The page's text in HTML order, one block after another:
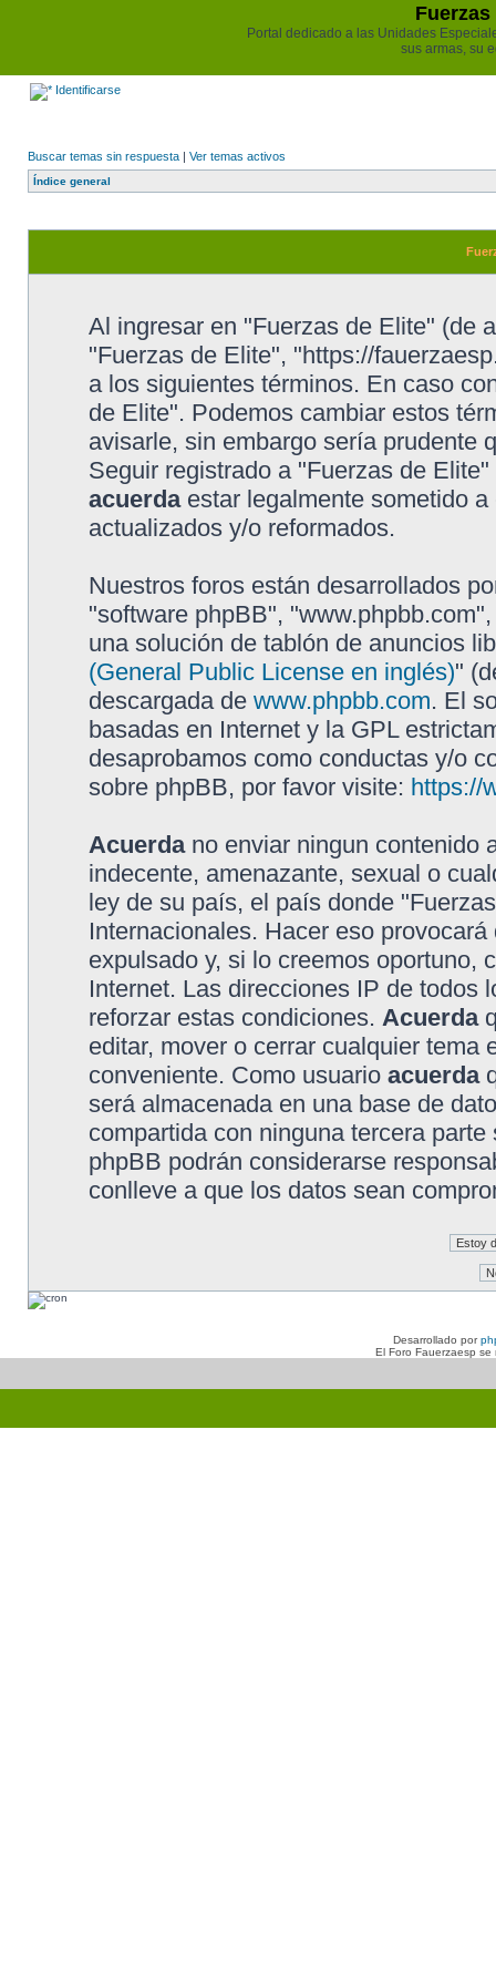
Portal dedicado a las Unidades
sus armas, su
Identificarse
Buscar temas sin respuesta | Ver temas activos
Índice general
Al ingresar en "Fuerzas de Elite" (de
"Fuerzas de Elite", "https://
a los siguientes términos. En caso
de Elite". Podemos cambiar estos
avisarle, sin embargo sería prudente
Seguir registrado a "Fuerzas de
acuerdaestar legalmente sometido
actualizados y/o reformados.
Nuestros foros están desarrollados
"software phpBB",
una solución de tablón de anuncios
(General Public License en inglés)"
descargada de www.phpbb.com. El
basadas en Internet y la GPL
desaprobamos como conductas y/o
sobre phpBB, por favor visite: https://
Acuerdano enviar ningun contenido
indecente, amenazante, sexual o
ley de su país, el país donde
Internacionales. Hacer eso
expulsado y, si lo creemos oportuno,
Internet. Las direcciones IP de todos
reforzar estas condiciones. Acuerda
editar, mover o cerrar cualquier tema
conveniente. Como usuario acuerda
será almacenada en una base de
compartida con ninguna tercera
phpBB podrán considerarse
conlleve a que los datos sean
Desarrollado por
El Foro Fauerzaesp